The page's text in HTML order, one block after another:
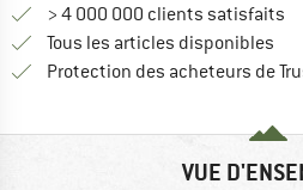
> 4 000 000 clients satisfaits
Tous les articles disponibles
Protection des acheteurs de
VUE